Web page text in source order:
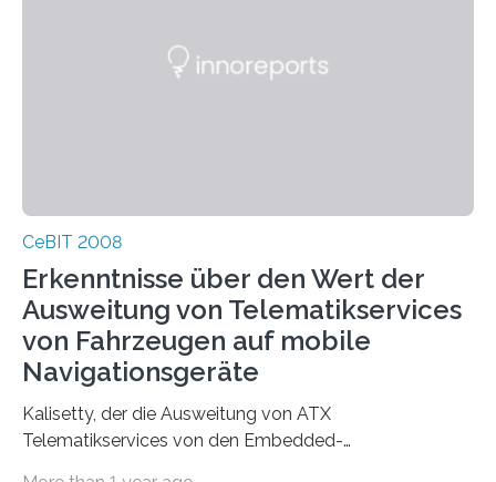
CeBIT 2008
Erkenntnisse über den Wert der
Ausweitung von Telematikservices
von Fahrzeugen auf mobile
Navigationsgeräte
Kalisetty, der die Ausweitung von ATX
Telematikservices von den Embedded-